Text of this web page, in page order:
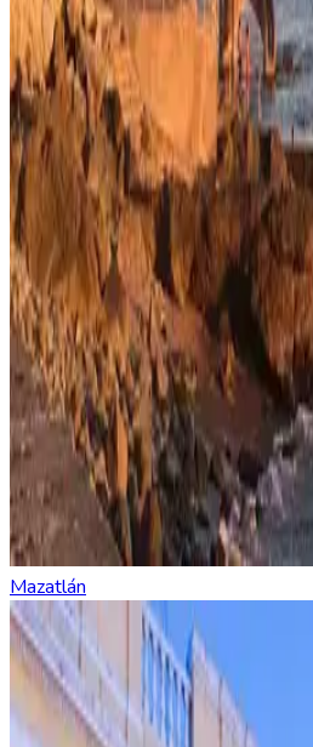
Mazatlán